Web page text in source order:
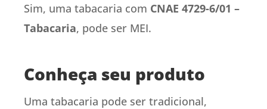
Sim, uma tabacaria com CNAE 4729-6/01 –
Tabacaria, pode ser MEI.
Conheça seu produto
Uma tabacaria pode ser tradicional,